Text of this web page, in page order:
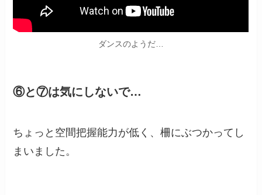
ダンスのようだ…
⑥と⑦は気にしないで…
ちょっと空間把握能力が低く、柵にぶつかってし
まいました。